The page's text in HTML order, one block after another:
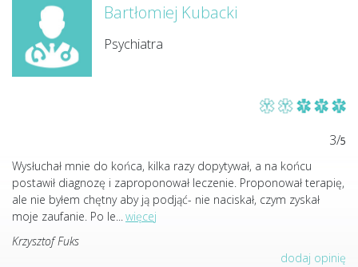
Bartłomiej Kubacki
Psychiatra
3/5
Wysłuchał mnie do końca, kilka razy dopytywał, a na końcu
postawił diagnozę i zaproponował leczenie. Proponował terapię,
ale nie byłem chętny aby ją podjąć- nie naciskał, czym zyskał
moje zaufanie. Po le...więcej
Krzysztof Fuks
dodaj opinię